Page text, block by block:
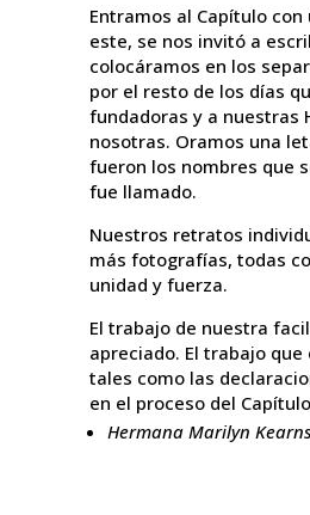
Entramos al Capítulo
este, se nos invitó a
colocáramos en los
por el resto de los días
fundadoras y a nuestras
nosotras. Oramos una
fueron los nombres que
fue llamado.
Nuestros retratos
más fotografías, todas
unidad y fuerza.
El trabajo de nuestra
apreciado. El trabajo
tales como las
en el proceso del
Hermana Marilyn